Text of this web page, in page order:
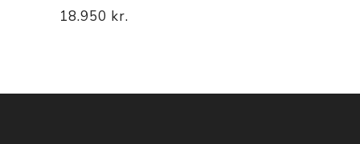
18.950 kr.